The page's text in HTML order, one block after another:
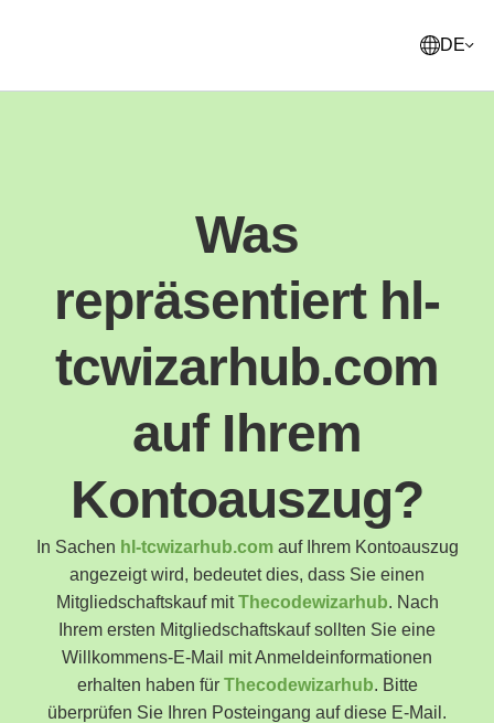
DE
Norway
Sweden
Finland
Italiano
Polski
Poland
Español
Spain
Deutsch
Germany
Nederlands
Netherlands
Was
repräsentiert hl-
tcwizarhub.com
auf Ihrem
Kontoauszug?
In Sachen hl-tcwizarhub.comauf Ihrem Kontoauszug
angezeigt wird, bedeutet dies, dass Sie einen
Mitgliedschaftskauf mitThecodewizarhub. Nach
Ihrem ersten Mitgliedschaftskauf sollten Sie eine
Willkommens-E-Mail mit Anmeldeinformationen
erhalten haben für Thecodewizarhub. Bitte
überprüfen Sie Ihren Posteingang auf diese E-Mail.